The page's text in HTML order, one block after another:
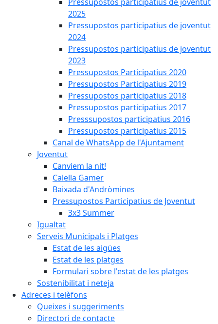
2025
Pressupostos participatius de joventut
2024
Pressupostos participatius de joventut
2023
Pressupostos Participatius 2020
Pressupostos Participatius 2019
Pressupostos participatius 2018
Pressupostos participatius 2017
Presssupostos participatius 2016
Pressupostos participatius 2015
Canal de WhatsApp de l'Ajuntament
Joventut
Canviem la nit!
Calella Gamer
Baixada d'Andròmines
Pressupostos Participatius de Joventut
3x3 Summer
Igualtat
Serveis Municipals i Platges
Estat de les aigües
Estat de les platges
Formulari sobre l'estat de les platges
Sostenibilitat i neteja
Adreces i telèfons
Queixes i suggeriments
Directori de contacte